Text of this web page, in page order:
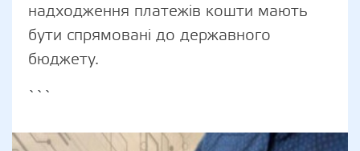
надходження платежів кошти мають
бути спрямовані до державного
бюджету.
```